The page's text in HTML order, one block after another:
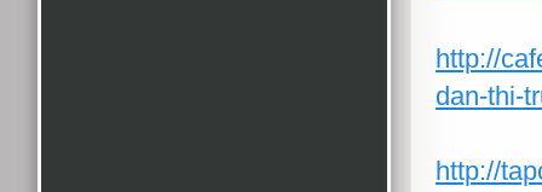
http://
dan-thi-
http://